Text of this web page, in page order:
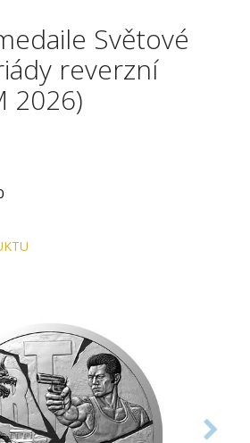
Světové
reverzní
2026)